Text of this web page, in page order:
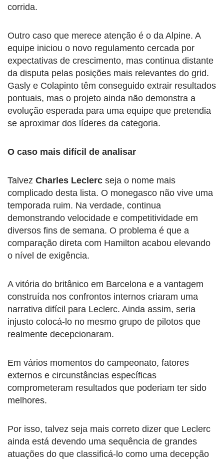
corrida.
Outro caso que merece atenção é o da Alpine. A
equipe iniciou o novo regulamento cercada por
expectativas de crescimento, mas continua distante
da disputa pelas posições mais relevantes do grid.
Gasly e Colapinto têm conseguido extrair resultados
pontuais, mas o projeto ainda não demonstra a
evolução esperada para uma equipe que pretendia
se aproximar dos líderes da categoria.
O caso mais difícil de analisar
Talvez Charles Leclerc seja o nome mais
complicado desta lista. O monegasco não vive uma
temporada ruim. Na verdade, continua
demonstrando velocidade e competitividade em
diversos fins de semana. O problema é que a
comparação direta com Hamilton acabou elevando
o nível de exigência.
A vitória do britânico em Barcelona e a vantagem
construída nos confrontos internos criaram uma
narrativa difícil para Leclerc. Ainda assim, seria
injusto colocá-lo no mesmo grupo de pilotos que
realmente decepcionaram.
Em vários momentos do campeonato, fatores
externos e circunstâncias específicas
comprometeram resultados que poderiam ter sido
melhores.
Por isso, talvez seja mais correto dizer que Leclerc
ainda está devendo uma sequência de grandes
atuações do que classificá-lo como uma decepção